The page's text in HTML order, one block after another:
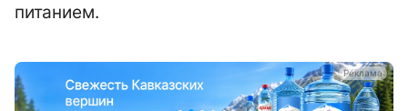
питанием.
Реклама